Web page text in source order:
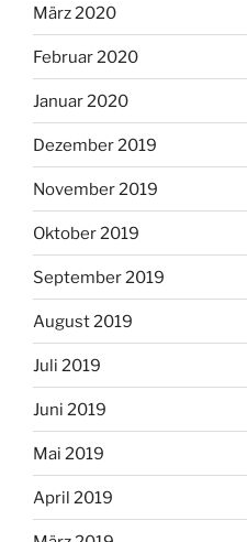
März 2020
Februar 2020
Januar 2020
Dezember 2019
November 2019
Oktober 2019
September 2019
August 2019
Juli 2019
Juni 2019
Mai 2019
April 2019